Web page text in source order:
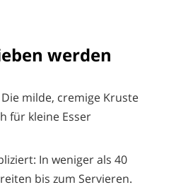
werden
milde, cremige Kruste
für kleine Esser
In weniger als 40
bis zum Servieren.